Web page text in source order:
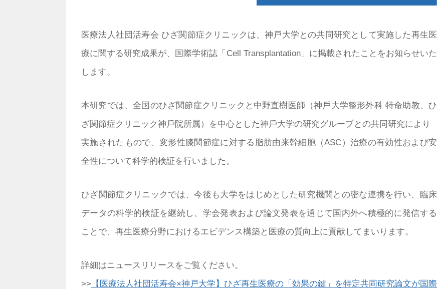
医療法人社団活寿会 ひざ関節症クリニックは、神戸大学との共同研究として実施した再生医
療に関する研究成果が、国際学術誌「Cell Transplantation」に掲載されたことをお知らせいた
します。
本研究では、全国のひざ関節症クリニックと中野直樹医師（神⼾⼤学整形外科 特命助教、ひ
ざ関節症クリニック神⼾院所属）を中⼼とした神⼾⼤学の研究グループとの共同研究により
実施されたもので、変形性膝関節症に対する脂肪由来幹細胞（ASC）治療の有効性および安
全性について科学的検証を⾏いました。
ひざ関節症クリニックでは、今後も大学をはじめとした研究機関との密な連携を行い、臨床
データの科学的検証を継続し、学会発表および論文発表を通じて国内外へ積極的に発信する
ことで、再生医療分野におけるエビデンス構築と医療の質向上に貢献してまいります。
詳細はニュースリリースをご覧ください。
>> 【医療法人社団活寿会×神戸大学】ひざ再生医療の「効果の鍵」を特定共同研究論文が国際